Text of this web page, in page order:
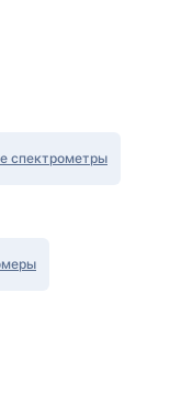
спектрометры